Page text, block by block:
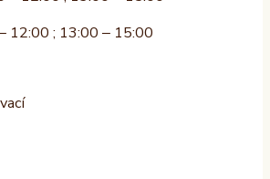
12:00 ; 13:00 – 15:00